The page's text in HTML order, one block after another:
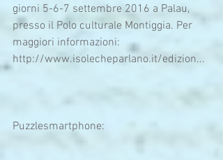
giorni 5-6-7 settembre 2016 a Palau,
presso il Polo culturale Montiggia. Per
maggiori informazioni:
http://www.isolecheparlano.it/edizion...
Puzzlesmartphone: